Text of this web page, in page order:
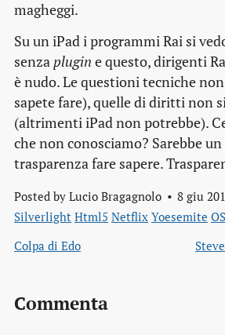
magheggi.
Su un iPad i programmi Rai si
senza plugin e questo, dirigenti
è nudo. Le questioni tecniche
sapete fare), quelle di diritti non
(altrimenti iPad non potrebbe).
che non conosciamo? Sarebbe
trasparenza fare sapere.
Posted by Lucio Bragagnolo 8 giu
Silverlight Html5 Netflix Yoesemite
Colpa di Edo
Commenta